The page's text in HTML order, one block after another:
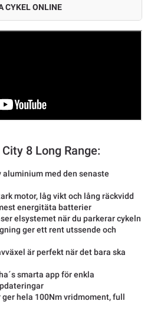
CYKEL ONLINE
8 Long Range:
med den senaste
motor, låg vikt och lång räckvidd
energitäta batterier
elsystemet när du parkerar cykeln
ger ett rent utssende och
är perfekt när det bara ska
smarta app för enkla
ger hela 100Nm vridmoment, full